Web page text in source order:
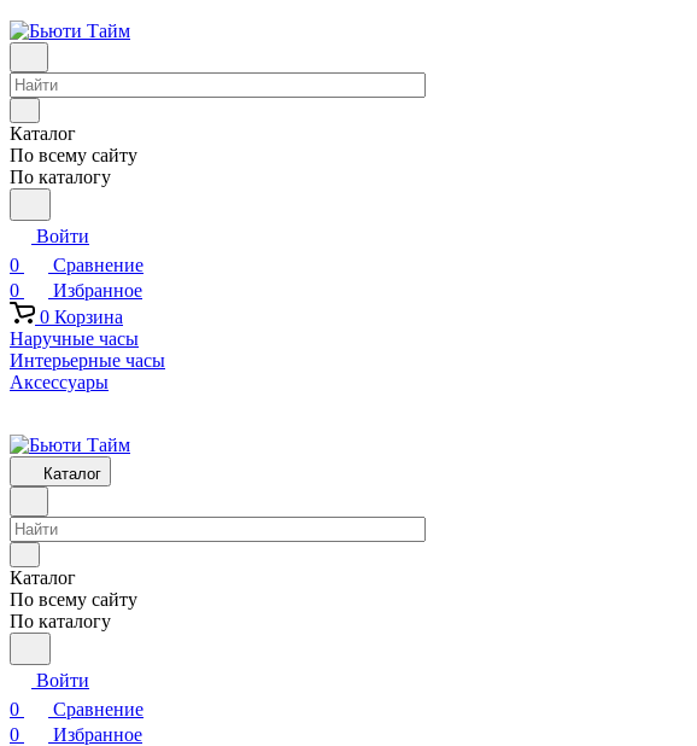
Каталог
По всему сайту
По каталогу
Войти
0
Сравнение
0
Избранное
0 Корзина
Наручные часы
Интерьерные часы
Аксессуары
Каталог
Каталог
По всему сайту
По каталогу
Войти
0
Сравнение
0
Избранное